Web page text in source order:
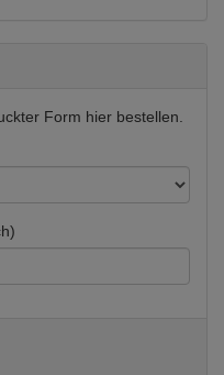
Form hier bestellen.